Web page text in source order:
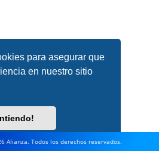
para asegurar que
en nuestro sitio
Alianza. Todos los derechos reservados.